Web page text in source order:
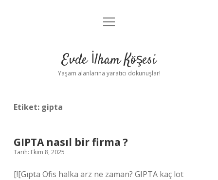
Anasayfa
Yasal Uyarı
menüyü
Evde İlham Köşesi
Yaşam alanlarına yaratıcı dokunuşlar!
Etiket: gipta
GIPTA nasıl bir firma ?
Tarih: Ekim 8, 2025
[![Gıpta Ofis halka arz ne zaman? GIPTA kaç lot